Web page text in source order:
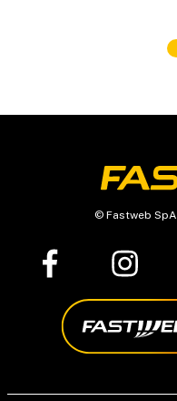
© Fastweb SpA